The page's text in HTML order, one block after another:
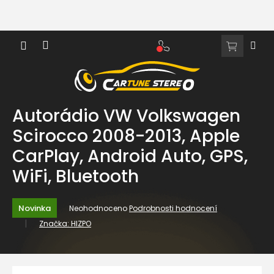
obsah
NÁKUPNÍ
Autorádio VW Volkswagen
Scirocco 2008-2013, Apple
CarPlay, Android Auto, GPS,
WiFi, Bluetooth
Novinka
Průměrné
hodnocení
produktu
0,0
NeohodnocenoPodrobnosti hodnocení
Značka: HIZPO